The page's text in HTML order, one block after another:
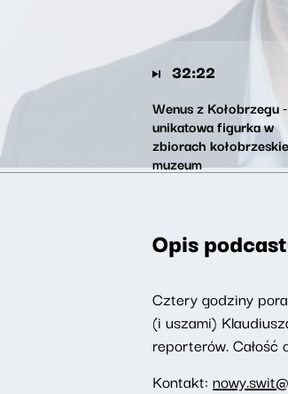
32:22
Wenus z Kołobrzegu -
unikatowa figurka w
zbiorach
muzeum
Opis
Cztery godziny
(i uszami)
reporterów.
Kontakt: